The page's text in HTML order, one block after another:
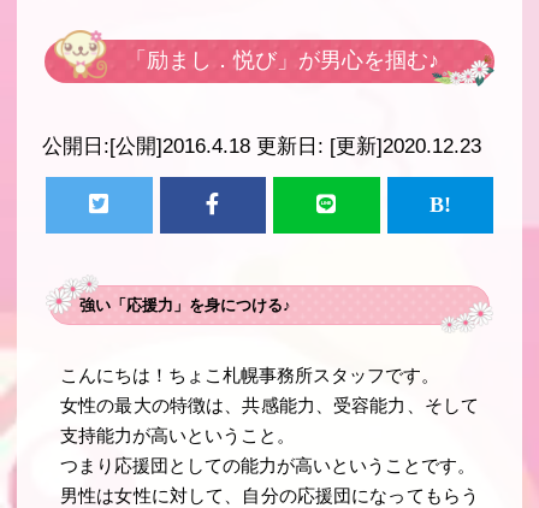
「励まし．悦び」が男心を掴む♪
公開日:[公開]2016.4.18 更新日: [更新]2020.12.23
強い「応援力」を身につける♪
こんにちは！ちょこ札幌事務所スタッフです。
女性の最大の特徴は、共感能力、受容能力、そして
支持能力が高いということ。
つまり応援団としての能力が高いということです。
男性は女性に対して、自分の応援団になってもらう